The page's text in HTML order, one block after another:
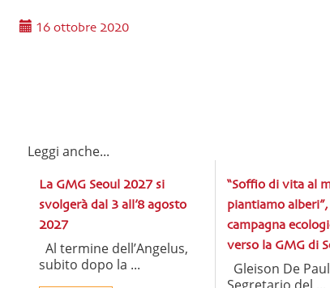
16 ottobre 2020
Leggi anche...
La GMG Seoul 2027 si
svolgerà dal 3 all’8 agosto
2027
Al termine dell’Angelus,
subito dopo la ...
“Soffio di vita al
piantiamo alberi”,
campagna
verso la GMG di
Gleison De